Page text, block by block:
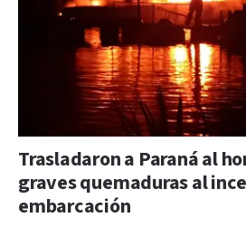
Trasladaron a Paraná al
graves quemaduras al
embarcación